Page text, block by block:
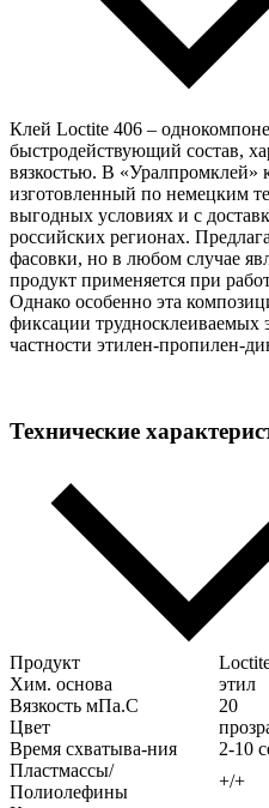
Клей Loctite 406 –
быстродействующий состав,
вязкостью. В «Уралпромклей»
изготовленный по немецким
выгодных условиях и с
российских регионах.
фасовки, но в любом случае
продукт применяется при
Однако особенно эта
фиксации трудносклеиваемых
частности этилен-пропилен-
Технические
Продукт
Хим. основа
этил
Вязкость мПа.С
20
Цвет
Время схватыва-ния
2-10
Пластмассы/
Полиолефины
+/+